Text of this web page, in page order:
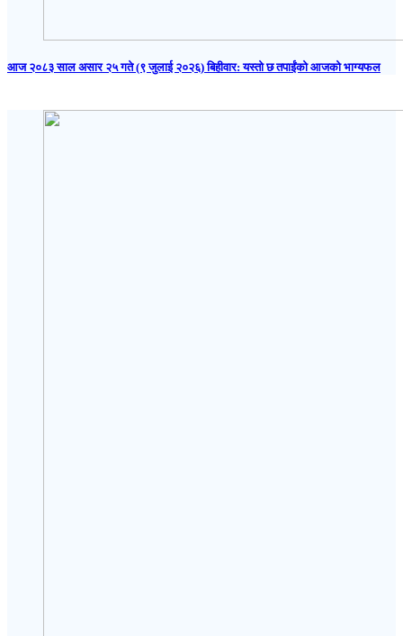
आज २०८३ साल असार २५ गते (९ जुलाई २०२६) बिहीवार: यस्तो छ तपाईंको आजको भाग्यफल